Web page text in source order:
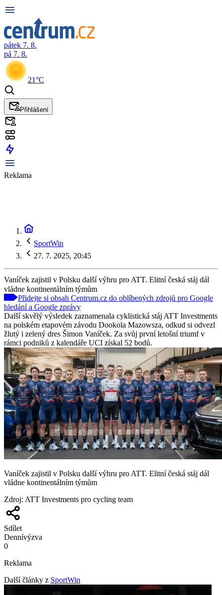
pátek 7. 8.
pá 7. 8.
21°C
Přihlášení
Reklama
SportWin
27. 7. 2025, 20:45
Vaníček zajistil v Polsku další výhru pro ATT. Elitní česká stáj dál
vládne kontinentálním týmům
Přidejte si obsah Centrum.cz do oblíbených zdrojů pro Google
hledání a Google zprávy
Další skvělý výsledek zaznamenala cyklistická stáj ATT Investments
na polském etapovém závodu Dookola Mazowsza, odkud si odvezl
žlutý i zelený dres Šimon Vaníček. Za svůj první letošní triumf v
rámci podniků z kalendáře UCI získal 52 bodů.
Vaníček zajistil v Polsku další výhru pro ATT. Elitní česká stáj dál
vládne kontinentálním týmům
Zdroj: ATT Investments pro cycling team
Sdílet
Dennívýzva
0
Reklama
Další články z SportWin